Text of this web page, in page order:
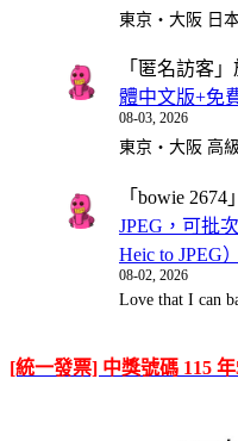
東京・大阪 日
「 匿名訪客
體中文版+免
08-03, 2026
東京・大阪 高
「 bowie 2674
JPEG，可批
Heic to JPEG）
08-02, 2026
Love that I can
[統一發票] 中獎號碼 115 年